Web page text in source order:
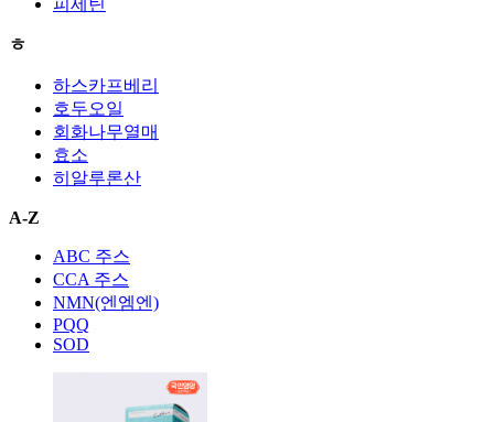
ㅎ
하스카프베리
호두오일
회화나무열매
효소
히알루론산
A-Z
ABC 주스
CCA 주스
NMN(엔엠엔)
PQQ
SOD